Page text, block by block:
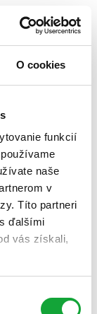
O cookies
funkcií
naše
v
Títo partneri
ďalšími
vás získali,